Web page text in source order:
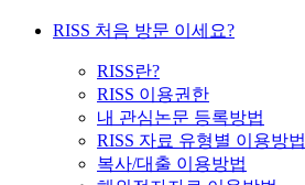
RISS 처음 방문 이세요?
RISS란?
RISS 이용권한
내 관심논문 등록방법
RISS 자료 유형별 이용방법
복사/대출 이용방법